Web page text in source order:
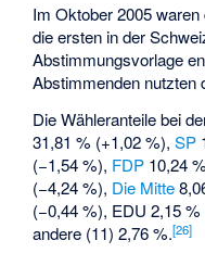
Im Oktober 2005
die ersten in der
Abstimmungsvorlage
Abstimmenden nutzten
Die Wähleranteile bei
31,81 % (+1,02 %),SP
(−1,54 %), FDP 10,24
(−4,24 %), Die Mitte
(−0,44 %), EDU 2,15
andere (11) 2,76 %.[26]